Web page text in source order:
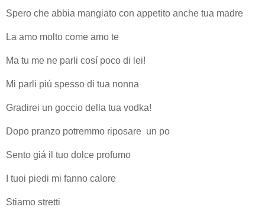
Spero che abbia mangiato con appetito anche tua madre
La amo molto come amo te
Ma tu me ne parli cosí poco di lei!
Mi parli piú spesso di tua nonna
Gradirei un goccio della tua vodka!
Dopo pranzo potremmo riposare un po
Sento giá il tuo dolce profumo
I tuoi piedi mi fanno calore
Stiamo stretti